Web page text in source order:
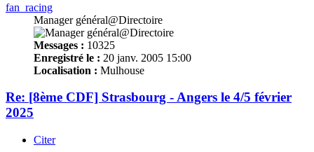
fan_racing
Manager général@Directoire
Messages : 10325
Enregistré le : 20 janv. 2005 15:00
Localisation : Mulhouse
Re: [8ème CDF] Strasbourg - Angers le 4/5 février
2025
Citer